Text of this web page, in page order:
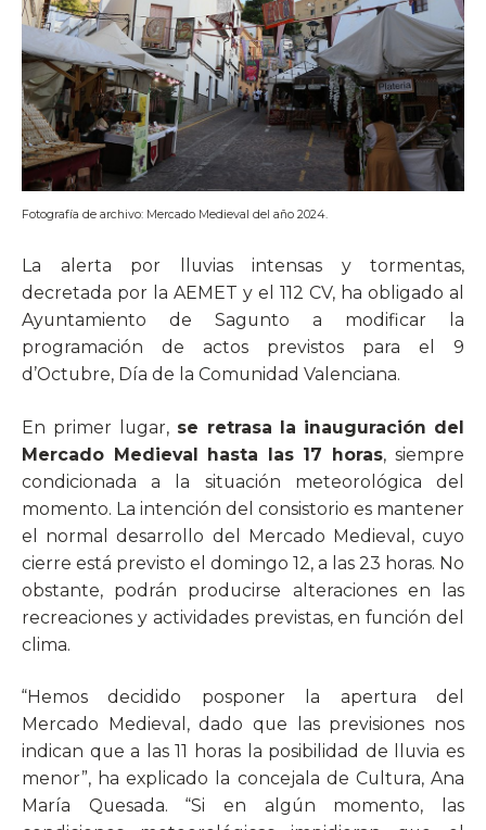
Fotografía de archivo: Mercado Medieval del año 2024.
La alerta por lluvias intensas y tormentas,
decretada por la AEMET y el 112 CV, ha obligado al
Ayuntamiento de Sagunto a modificar la
programación de actos previstos para el 9
d’Octubre, Día de la Comunidad Valenciana.
En primer lugar, se retrasa la inauguración del
Mercado Medieval hasta las 17 horas, siempre
condicionada a la situación meteorológica del
momento. La intención del consistorio es mantener
el normal desarrollo del Mercado Medieval, cuyo
cierre está previsto el domingo 12, a las 23 horas. No
obstante, podrán producirse alteraciones en las
recreaciones y actividades previstas, en función del
clima.
“Hemos decidido posponer la apertura del
Mercado Medieval, dado que las previsiones nos
indican que a las 11 horas la posibilidad de lluvia es
menor”, ha explicado la concejala de Cultura, Ana
María Quesada. “Si en algún momento, las